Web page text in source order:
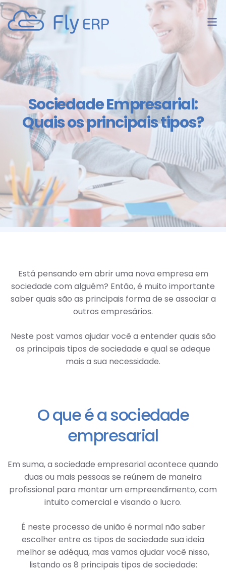
Sociedade Empresarial:
Quais os principais tipos?
Está pensando em abrir uma nova empresa em
sociedade com alguém? Então, é muito importante
saber quais são as principais forma de se associar a
outros empresários.
Neste post vamos ajudar você a entender quais são
os principais tipos de sociedade e qual se adeque
mais a sua necessidade.
O que é a sociedade
empresarial
Em suma, a sociedade empresarial acontece quando
duas ou mais pessoas se reúnem de maneira
profissional para montar um empreendimento, com
intuito comercial e visando o lucro.
É neste processo de união é normal não saber
escolher entre os tipos de sociedade sua ideia
melhor se adéqua, mas vamos ajudar você nisso,
listando os 8 principais tipos de sociedade: